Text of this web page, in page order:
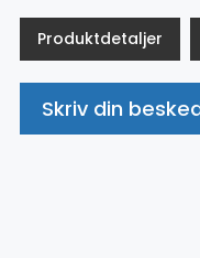
Produktdetaljer
Skriv din